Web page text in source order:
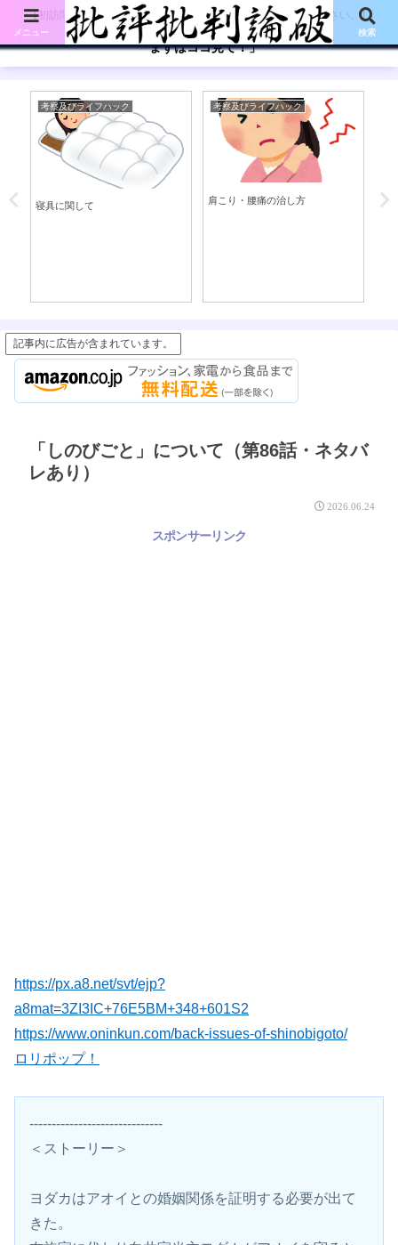
【初訪問の方は、下記の「まずはココ見て!」ボタンをご覧ください。】
「まずはココ見て！」
考察及びライフハック
寝具に関して
考察及びライフハック
肩こり・腰痛の治し方
記事内に広告が含まれています。
「しのびごと」について（第86話・ネタバ
レあり）
2026.06.24
スポンサーリンク
https://px.a8.net/svt/ejp?
a8mat=3ZI3IC+76E5BM+348+601S2
https://www.oninkun.com/back-issues-of-shinobigoto/
ロリポップ！
------------------------------
＜ストーリー＞
ヨダカはアオイとの婚姻関係を証明する必要が出て
きた。
メニュー 検索